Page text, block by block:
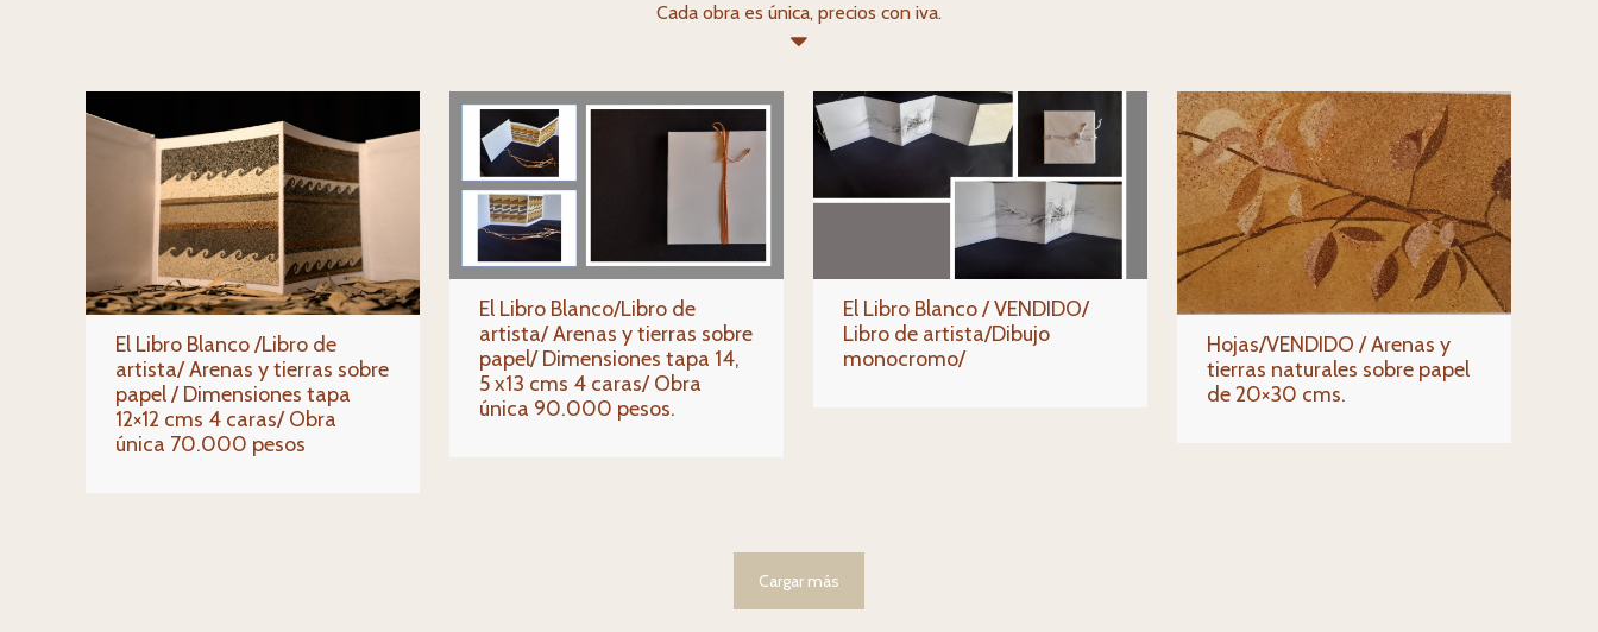
Cada obra es única, precios con iva.
El Libro Blanco /Libro de
artista/ Arenas y tierras sobre
papel / Dimensiones tapa
12×12 cms 4 caras/ Obra
única 70.000 pesos
El Libro Blanco/Libro de
artista/ Arenas y tierras sobre
papel/ Dimensiones tapa 14,
5 x13 cms 4 caras/ Obra
única 90.000 pesos.
El Libro Blanco / VENDIDO/
Libro de artista/Dibujo
monocromo/
Hojas/VENDIDO / Arenas y
tierras naturales sobre papel
de 20×30 cms.
Cargar más